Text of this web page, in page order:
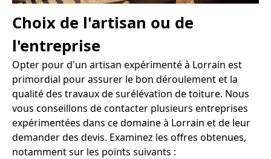
Choix de l'artisan ou de
l'entreprise
Opter pour d'un artisan expérimenté à Lorrain est
primordial pour assurer le bon déroulement et la
qualité des travaux de surélévation de toiture. Nous
vous conseillons de contacter plusieurs entreprises
expérimentées dans ce domaine à Lorrain et de leur
demander des devis. Examinez les offres obtenues,
notamment sur les points suivants :